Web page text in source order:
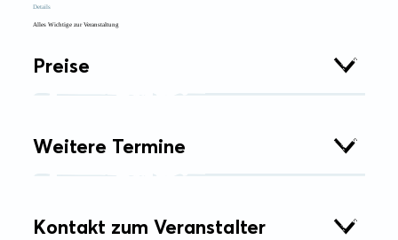
Details
Alles Wichtige zur Veranstaltung
Preise
Weitere Termine
Kontakt zum Veranstalter